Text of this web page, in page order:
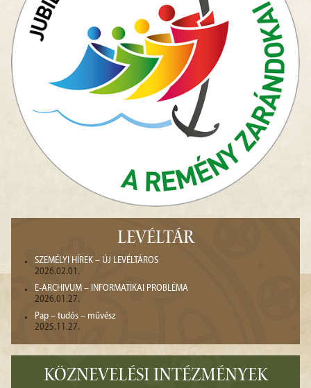
LEVÉLTÁR
SZEMÉLYI HÍREK – ÚJ LEVÉLTÁROS
2026.02.01.
E-ARCHIVUM – INFORMATIKAI PROBLÉMA
2026.01.27.
Pap – tudós – művész
2025.11.27.
KÖZNEVELÉSI INTÉZMÉNYEK